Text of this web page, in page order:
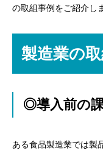
の取組事例をご紹介し
製造業の
◎導入前の
ある食品製造業では製